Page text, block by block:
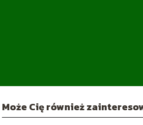
Może Cię również